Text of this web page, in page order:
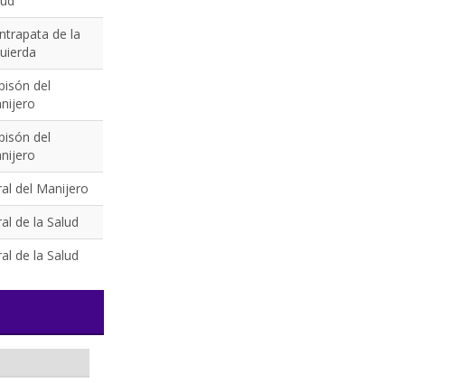
de la
del
del
del Manijero
de la Salud
de la Salud